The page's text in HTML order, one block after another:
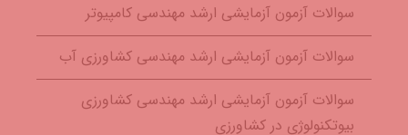
سوالات آزمون آزمایشی ارشد مهندسی کامپیوتر
سوالات آزمون آزمایشی ارشد مهندسی کشاورزی آب
سوالات آزمون آزمایشی ارشد مهندسی کشاورزی
بیوتکنولوژی در کشاورزی